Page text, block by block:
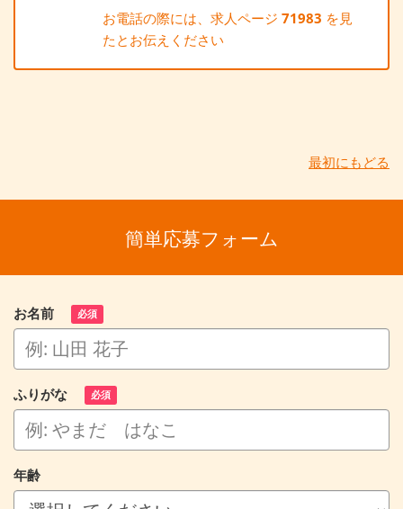
お電話の際には、求人ページ71983 を見
たとお伝えください
最初にもどる
簡単応募フォーム
お名前 必須
ふりがな 必須
年齢